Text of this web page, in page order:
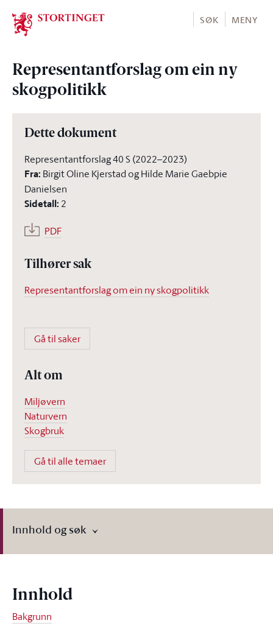
Stortinget.no
SØK MENY
Representantforslag om ein ny
skogpolitikk
Dette dokument
Representantforslag 40 S (2022–2023)
Fra: Birgit Oline Kjerstad og Hilde Marie Gaebpie
Danielsen
Sidetall: 2
PDF
Tilhører sak
Representantforslag om ein ny skogpolitikk
Gå til saker
Alt om
Miljøvern
Naturvern
Skogbruk
Gå til alle temaer
Innhold og søk
Innhold
Bakgrunn